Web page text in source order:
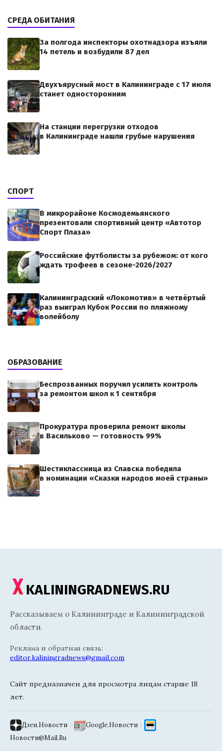
СРЕДА ОБИТАНИЯ
За полгода инспекторы охотнадзора изъяли
14 петель и возбудили 87 дел
Двухъярусный мост в Калининграде с 17 июля
станет односторонним
На станции перегрузки отходов
в Калининграде нашли грубые нарушения
СПОРТ
В микрорайоне Космодемьянского
презентовали спортивный центр «Автотор
Спорт Плаза»
Российские футболисты за рубежом: от кого
ждать трофеев в сезоне-2026/2027
Калининградский «Локомотив» в четвёртый
раз выиграл Кубок России по пляжному
волейболу
ОБРАЗОВАНИЕ
Беспрозванных поручил усилить контроль
за ремонтом школ к 1 сентября
Прокуратура проверила ремонт школы
в Васильково — готовность 99%
Шестиклассница из Славска победила
в номинации «Сказки народов моей страны»
KALININGRADNEWS.RU
Рассказываем о Калининграде и Калининградской
области.
Реклама и обратная связь:
editor.kaliningradnews@gmail.com
Сайт предназначен для просмотра лицам старше 18
лет.
Дзен.Новости | Google.Новости |
Новости@Mail.Ru